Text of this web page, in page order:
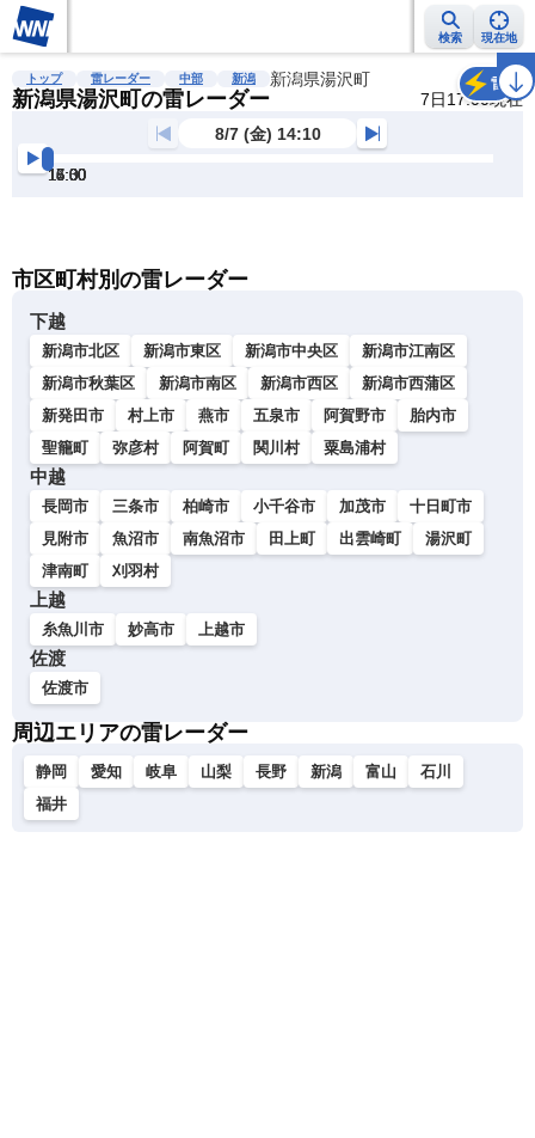
検索 現在地
雨雲レーダー 台風情報 地震情報 警報・注意報 2週間天気 ラ
トップ 雷レーダー 中部 新潟 新潟県湯沢町
新潟県湯沢町の雷レーダー 7日17:00現在
雷
8/7 (金) 14:10
14:30
15:00
15:30
16:00
16:30
17:00
市区町村別の雷レーダー
下越
新潟市北区 新潟市東区 新潟市中央区
新潟市江南区
新潟市秋葉区
新潟市南区 新潟市西区
新潟市西蒲区
新発田市
村上市 燕市 五泉市 阿賀野市
胎内市
聖籠町
弥彦村 阿賀町 関川村 粟島浦村
中越
長岡市 三条市 柏崎市 小千谷市 加茂市
十日町市
見附市
魚沼市 南魚沼市 田上町 出雲崎町
湯沢町
津南町
刈羽村
上越
糸魚川市 妙高市 上越市
佐渡
佐渡市
周辺エリアの雷レーダー
静岡 愛知 岐阜 山梨 長野 新潟 富山
石川
福井